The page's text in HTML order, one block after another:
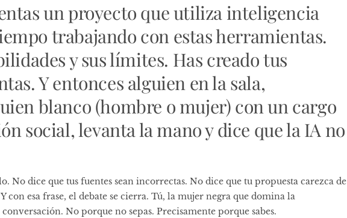
un proyecto que utiliza inteligencia
trabajando con estas herramientas.
y sus límites. Has creado tus
Y entonces alguien en la sala,
blanco (hombre o mujer) con un cargo
social, levanta la mano y dice que la IA no
No dice que tus fuentes sean incorrectas. No dice que tu propuesta carezca de
con esa frase, el debate se cierra. Tú, la mujer negra que domina la
No porque no sepas. Precisamente porque sabes.